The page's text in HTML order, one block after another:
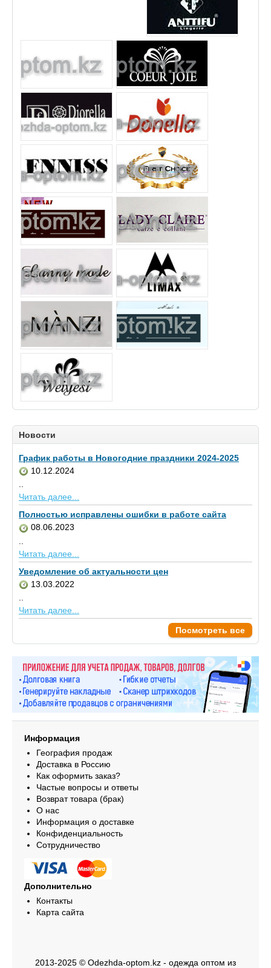
Новости
График работы в Новогодние праздники 2024-2025
10.12.2024
..
Читать далее...
Полностью исправлены ошибки в работе сайта
08.06.2023
Читать далее...
Уведомление об актуальности цен
13.03.2022
Читать далее...
Посмотреть все
Информация
География продаж
Доставка в Россию
Как оформить заказ?
Частые вопросы и ответы
Возврат товара (брак)
О нас
Информация о доставке
Конфиденциальность
Сотрудничество
Дополнительно
Контакты
Карта сайта
2013-2025 © Odezhda-optom.kz - одежда оптом из